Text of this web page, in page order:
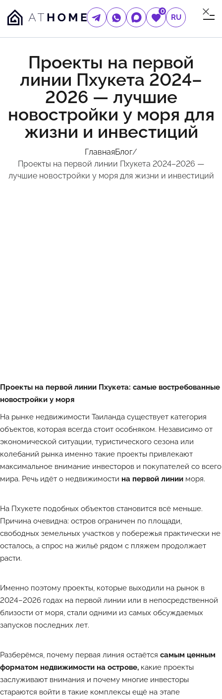
0
RU
Проекты на первой
линии Пхукета 2024–
2026 — лучшие
новостройки у моря для
жизни и инвестиций
ГлавнаяБлог/
Проекты на первой линии Пхукета 2024–2026 —
лучшие новостройки у моря для жизни и инвестиций
Проекты на первой линии Пхукета: самые востребованные
новостройки у моря
На рынке недвижимости Таиланда существует категория
объектов, которая всегда стоит особняком. Независимо от
экономической ситуации, туристического сезона или
колебаний рынка именно такие проекты привлекают
максимальное внимание инвесторов и покупателей со всего
мира. Речь идёт о недвижимости на первой линии моря.
На Пхукете подобных объектов становится всё меньше.
Причина очевидна: остров ограничен по площади,
свободных земельных участков у побережья практически не
осталось, а спрос на жильё рядом с пляжем продолжает
расти.
Именно поэтому проекты, которые выходили на рынок в
2024–2026 годах на первой линии или в непосредственной
близости от моря, стали одними из самых обсуждаемых
запусков последних лет.
Разберёмся, почему первая линия остаётся самым ценным
форматом недвижимости на острове, какие проекты
заслуживают внимания и почему многие инвесторы
стараются войти в такие комплексы ещё на этапе